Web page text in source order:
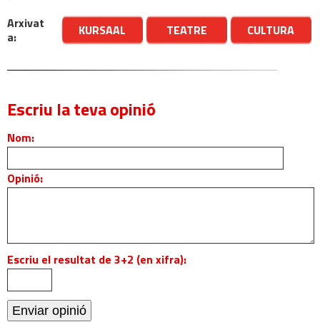
Arxivat
a:
KURSAAL TEATRE CULTURA
Escriu la teva opinió
Nom:
Opinió:
Escriu el resultat de 3+2 (en xifra):